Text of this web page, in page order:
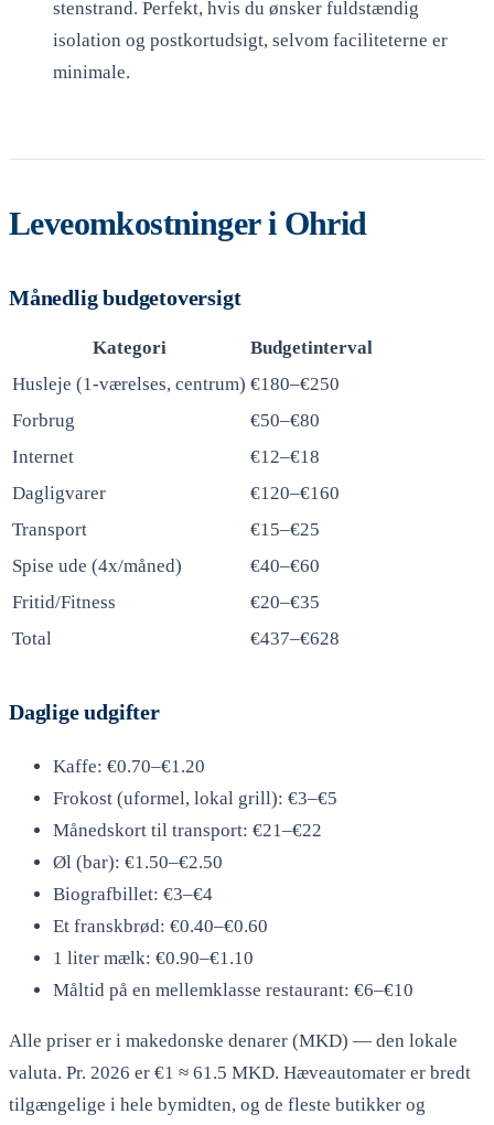
stenstrand. Perfekt, hvis du ønsker fuldstændig
isolation og postkortudsigt, selvom faciliteterne er
minimale.
Leveomkostninger i Ohrid
Månedlig budgetoversigt
Kategori
Budgetinterval
Husleje (1-værelses, centrum) €180–€250
Forbrug
€50–€80
Internet
€12–€18
Dagligvarer
€120–€160
Transport
€15–€25
Spise ude (4x/måned)
€40–€60
Fritid/Fitness
€20–€35
Total
€437–€628
Daglige udgifter
Kaffe: €0.70–€1.20
Frokost (uformel, lokal grill): €3–€5
Månedskort til transport: €21–€22
Øl (bar): €1.50–€2.50
Biografbillet: €3–€4
Et franskbrød: €0.40–€0.60
1 liter mælk: €0.90–€1.10
Måltid på en mellemklasse restaurant: €6–€10
Alle priser er i makedonske denarer (MKD) — den lokale
valuta. Pr. 2026 er €1 ≈ 61.5 MKD. Hæveautomater er bredt
tilgængelige i hele bymidten, og de fleste butikker og